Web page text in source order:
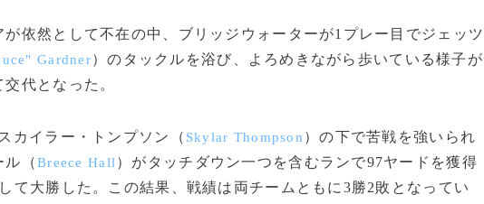
依然として不在の中、ブリッジウォーターが1プレー目でジェッツ
Gardner）のタックルを浴び、よろめきながら歩いている様子が
代となった。
カイラー・トンプソン（ Skylar Thompson ）の下で苦戦を強いられ
ル（Breece Hall ）がタッチダウン一つを含むランで97ヤードを獲得
て大勝した。この結果、戦績は両チームともに3勝2敗となってい